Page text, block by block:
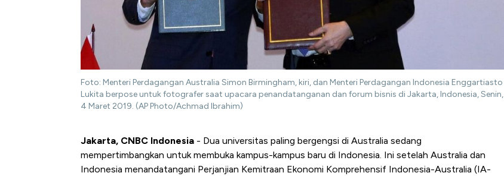
Foto: Menteri Perdagangan Australia Simon Birmingham, kiri, dan Menteri Perdagangan Indonesia Enggartiasto
Lukita berpose untuk fotografer saat upacara penandatanganan dan forum bisnis di Jakarta, Indonesia, Senin,
4 Maret 2019. (AP Photo/Achmad Ibrahim)
Jakarta, CNBC Indonesia - Dua universitas paling bergengsi di Australia sedang
mempertimbangkan untuk membuka kampus-kampus baru di Indonesia. Ini setelah Australia dan
Indonesia menandatangani Perjanjian Kemitraan Ekonomi Komprehensif Indonesia-Australia (IA-